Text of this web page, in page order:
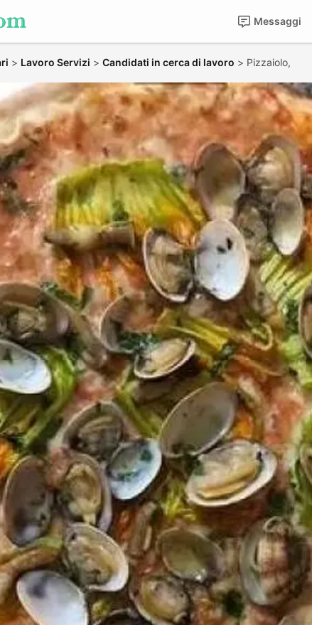
Messaggi
> Lavoro Servizi > Candidati in cerca di lavoro > Pizzaiolo,